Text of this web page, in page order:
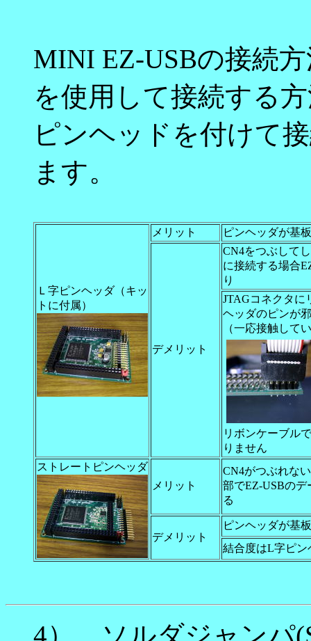
MINI EZ-USBの接続
を使用して接続する
ピンヘッドを付けて
ます。
Ｌ字ピンヘッダ（キッ
トに付属）
メリット ピンヘッダが基
デメリット
CN4をつぶして
に接続する場合
り
JTAGコネクタに
ヘッダのピンが
（一応接触して
リボンケーブル
りません
ストレートピンヘッダ
メリット
CN4がつぶれな
部でEZ-USBの
る
デメリット
ピンヘッダが基
結合度はL字ピン